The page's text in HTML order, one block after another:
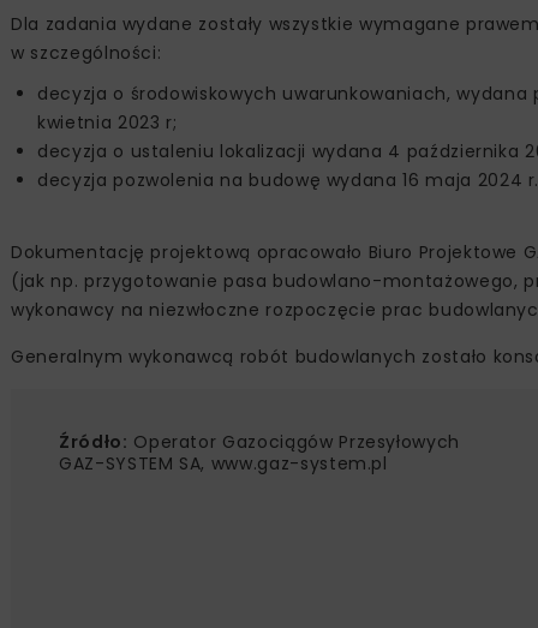
Dla zadania wydane zostały wszystkie wymagane
w szczególności:
decyzja o środowiskowych uwarunkowaniach, wydana
kwietnia 2023 r;
decyzja o ustaleniu lokalizacji wydana 4 października
decyzja pozwolenia na budowę wydana 16 maja 2024
Dokumentację projektową opracowało Biuro Projektowe
(jak np. przygotowanie pasa budowlano-montażowego,
wykonawcy na niezwłoczne rozpoczęcie prac
Generalnym wykonawcą robót budowlanych zostało
Źródło: Operator Gazociągów Przesyłowych
GAZ-SYSTEM SA, www.gaz-system.pl